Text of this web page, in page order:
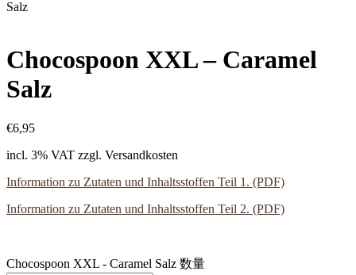
Salz
Chocospoon XXL – Caramel
Salz
€6,95
incl. 3% VAT zzgl. Versandkosten
Information zu Zutaten und Inhaltsstoffen Teil 1. (PDF)
Information zu Zutaten und Inhaltsstoffen Teil 2. (PDF)
Chocospoon XXL - Caramel Salz 数量